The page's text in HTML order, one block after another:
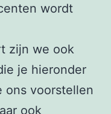
wordt
zijn we ook
je hieronder
ons voorstellen
ook